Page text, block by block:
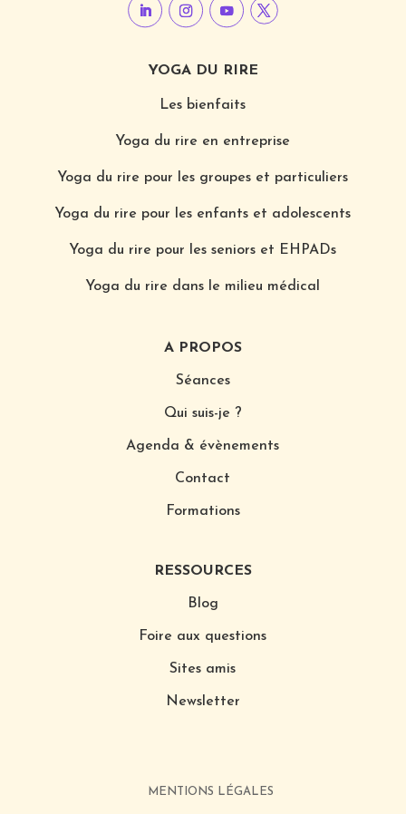
YOGA DU RIRE
Les bienfaits
Yoga du rire en entreprise
Yoga du rire pour les groupes et particuliers
Yoga du rire pour les enfants et adolescents
Yoga du rire pour les seniors et EHPADs
Yoga du rire dans le milieu médical
A PROPOS
Séances
Qui suis-je ?
Agenda & évènements
Contact
Formations
RESSOURCES
Blog
Foire aux questions
Sites amis
Newsletter
MENTIONS LÉGALES